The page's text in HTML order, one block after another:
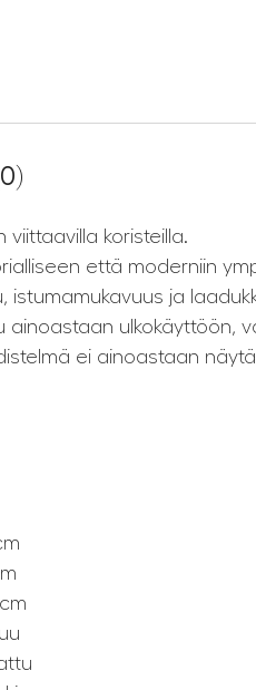
viittaavilla koristeilla.
että moderniin
istumamukavuus ja
ulkokäyttöön,
ei ainoastaan